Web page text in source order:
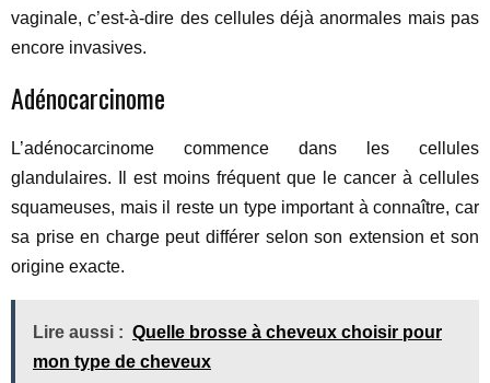
vaginale, c’est-à-dire des cellules déjà anormales mais pas
encore invasives.
Adénocarcinome
L’adénocarcinome commence dans les cellules
glandulaires. Il est moins fréquent que le cancer à cellules
squameuses, mais il reste un type important à connaître, car
sa prise en charge peut différer selon son extension et son
origine exacte.
Lire aussi : Quelle brosse à cheveux choisir pour
mon type de cheveux